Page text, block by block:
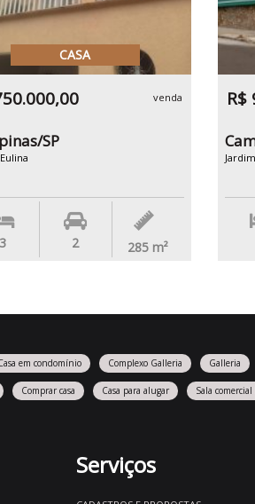
CASA
venda
SP
3 2 285 m²
R$
em condomínio Complexo Galleria Galleria
Comprar casa Casa para alugar Sala comercial
Serviços